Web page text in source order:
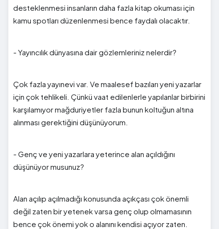
desteklenmesi insanların daha fazla kitap okuması için
kamu spotları düzenlenmesi bence faydalı olacaktır.
- Yayıncılık dünyasına dair gözlemleriniz nelerdir?
Çok fazla yayınevi var. Ve maalesef bazıları yeni yazarlar
için çok tehlikeli. Çünkü vaat edilenlerle yapılanlar birbirini
karşılamıyor mağduriyetler fazla bunun koltuğun altına
alınması gerektiğini düşünüyorum.
- Genç ve yeni yazarlara yeterince alan açıldığını
düşünüyor musunuz?
Alan açılıp açılmadığı konusunda açıkçası çok önemli
değil zaten bir yetenek varsa genç olup olmamasının
bence çok önemi yok o alanını kendisi açıyor zaten.